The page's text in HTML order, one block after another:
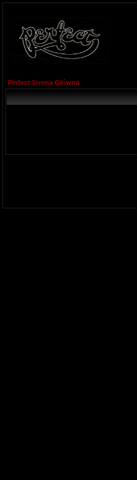
Perfect Strona Główna